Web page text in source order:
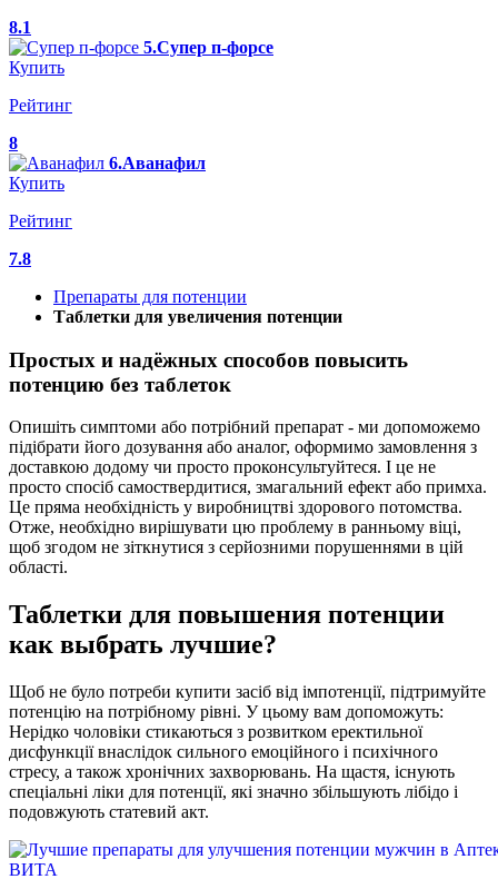
8.1
5.Супер п-форсе
Купить
Рейтинг
8
6.Аванафил
Купить
Рейтинг
7.8
Препараты для потенции
Таблетки для увеличения потенции
Простых и надёжных способов повысить
потенцию без таблеток
Опишіть симптоми або потрібний препарат - ми допоможемо
підібрати його дозування або аналог, оформимо замовлення з
доставкою додому чи просто проконсультуйтеся. І це не
просто спосіб самоствердитися, змагальний ефект або примха.
Це пряма необхідність у виробництві здорового потомства.
Отже, необхідно вирішувати цю проблему в ранньому віці,
щоб згодом не зіткнутися з серйозними порушеннями в цій
області.
Таблетки для повышения потенции
как выбрать лучшие?
Щоб не було потреби купити засіб від імпотенції, підтримуйте
потенцію на потрібному рівні. У цьому вам допоможуть:
Нерідко чоловіки стикаються з розвитком еректильної
дисфункції внаслідок сильного емоційного і психічного
стресу, а також хронічних захворювань. На щастя, існують
спеціальні ліки для потенції, які значно збільшують лібідо і
подовжують статевий акт.